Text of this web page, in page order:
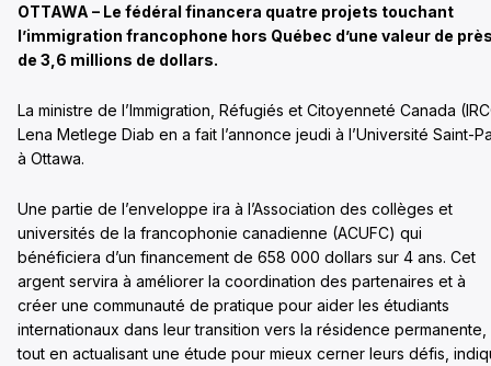
OTTAWA – Le fédéral financera quatre projets touchant
l’immigration francophone hors Québec d’une valeur de
de 3,6 millions de dollars.
La ministre de l’Immigration, Réfugiés et Citoyenneté Canada
Lena Metlege Diab en a fait l’annonce jeudi à l’Université Saint-
à Ottawa.
Une partie de l’enveloppe ira à l’Association des collèges et
universités de la francophonie canadienne (ACUFC) qui
bénéficiera d’un financement de 658 000 dollars sur 4 ans. Cet
argent servira à améliorer la coordination des partenaires et à
créer une communauté de pratique pour aider les étudiants
internationaux dans leur transition vers la résidence permanente,
tout en actualisant une étude pour mieux cerner leurs défis,